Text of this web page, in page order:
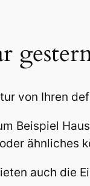
von Ihren
Beispiel
ähnliches
auch die